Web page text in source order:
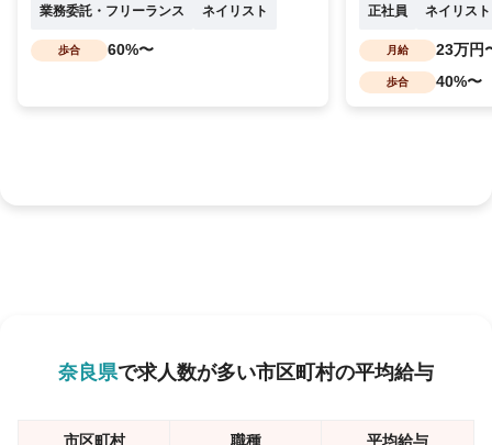
業務委託・フリーランス ネイリスト
歩合 60%〜
正社員 ネイリスト
月給 23万円
歩合 40%〜
奈良県で求人数が多い市区町村の平均給与
市区町村 職種 平均給与